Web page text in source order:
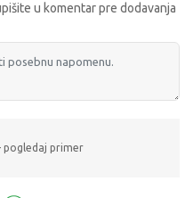
u komentar pre dodavanja
pogledaj primer